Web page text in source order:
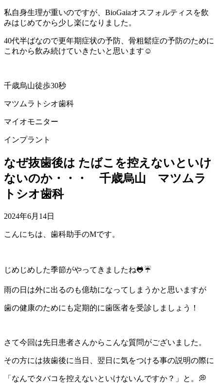
私自身生理が重いのですが、BioGaiaオスフォルティスを飲
みはじめてから少し楽になりました。
40代半ばなので更年期症状の予防、骨粗鬆症の予防のために
これから飲み続けていきたいと思います☺️
千歳烏山徒歩30秒
マツムラトシオ歯科
マイオモニター
インプラント
なぜ抜歯後は たばこを控えないといけ
ないのか・・・ 千歳烏山 マツムラ
トシオ歯科
2024年6月14日
こんにちは、歯科助手のMです。
じめじめした季節がやってきましたね🐸☔
雨の日は外に出るのも億劫になってしまうかと思いますが
歯の健康のためにも定期的に歯医者を受診しましょう！
さて今回は先日患者さんからこんな質問がございました。
その方には抜歯後に当日、翌日に気をつける事の説明の際に
「なんでタバコを控えないといけないんですか？」と。💭